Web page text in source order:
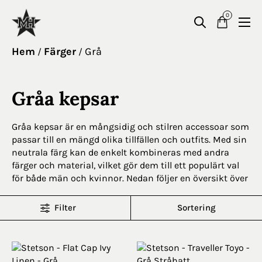
0
Hem / Färger / Grå
Gråa kepsar
Gråa kepsar är en mångsidig och stilren accessoar som
passar till en mängd olika tillfällen och outfits. Med sin
neutrala färg kan de enkelt kombineras med andra
färger och material, vilket gör dem till ett populärt val
för både män och kvinnor. Nedan följer en översikt över
Neutral färg: Grått är en mångsidig färg som enkelt
Sortering
Filter